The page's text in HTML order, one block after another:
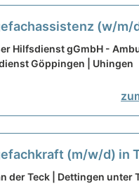
(w/m/
(20-30 Stunden/
Du hin!
neu
Hilfsdienst gGmbH -
Göppingen | Uhingen
(m/w/d) in
- Zusammen einfach
der Teck | Dettingen unter